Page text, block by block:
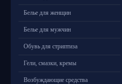
Белье для женщин
Белье для мужчин
Обувь для стриптиза
Гели, смазки, кремы
Возбуждающие средства